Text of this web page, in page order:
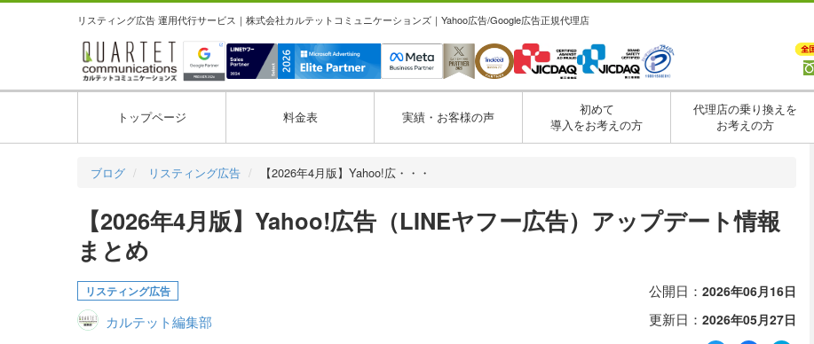
リスティング広告 運用代行サービス｜株式会社カルテットコミュニケーションズ｜Yahoo広告/Google広告正規代理店
トップページ 料金表 実績・お客様の声
初めて
導入をお考えの方
代理店の乗り換えを
お考えの方
ブログ リスティング広告 【2026年4月版】Yahoo!広・・・
【2026年4月版】Yahoo!広告（LINEヤフー広告）アップデート情報
まとめ
リスティング広告
カルテット編集部
公開日： 2026年06月16日
更新日： 2026年05月27日